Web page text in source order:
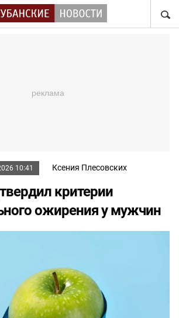
10:41 Ксения Плесовских
критерии
ожирения у мужчин